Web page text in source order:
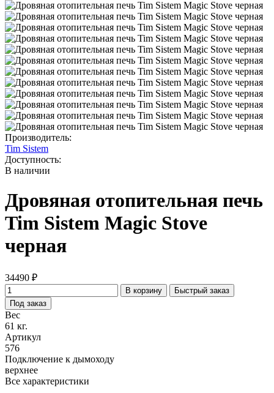
Производитель:
Tim Sistem
Доступность:
В наличии
Дровяная отопительная печь
Tim Sistem Magic Stove
черная
34490 ₽
В корзину
Быстрый заказ
Под заказ
Вес
61 кг.
Артикул
576
Подключение к дымоходу
верхнее
Все характеристики